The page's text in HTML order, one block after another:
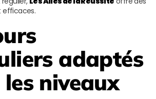
efficaces.
adaptés
niveaux